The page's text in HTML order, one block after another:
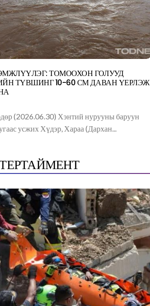
ТОМООХОН ГОЛУУД
ТҮВШИНГ 10-60 СМ ДАВАН ҮЕРЛЭЖ
(2026.06.30) Хэнтий нурууны баруун
усжих Хүдэр, Хараа (Дархан...